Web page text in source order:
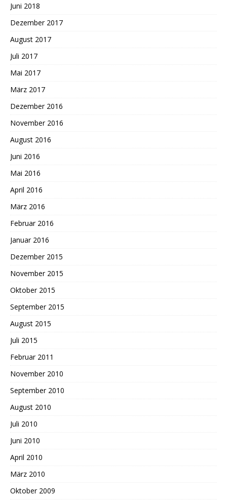
Juni 2018
Dezember 2017
August 2017
Juli 2017
Mai 2017
März 2017
Dezember 2016
November 2016
August 2016
Juni 2016
Mai 2016
April 2016
März 2016
Februar 2016
Januar 2016
Dezember 2015
November 2015
Oktober 2015
September 2015
August 2015
Juli 2015
Februar 2011
November 2010
September 2010
August 2010
Juli 2010
Juni 2010
April 2010
März 2010
Oktober 2009